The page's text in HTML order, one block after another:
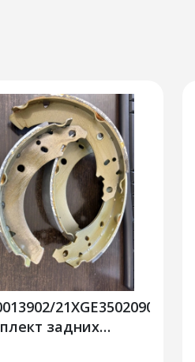
21XGE350209055
задних
колодок